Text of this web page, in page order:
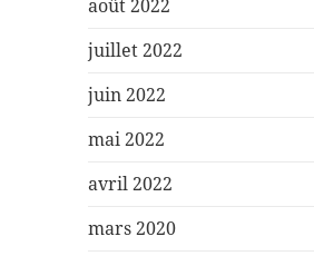
août 2022
juillet 2022
juin 2022
mai 2022
avril 2022
mars 2020